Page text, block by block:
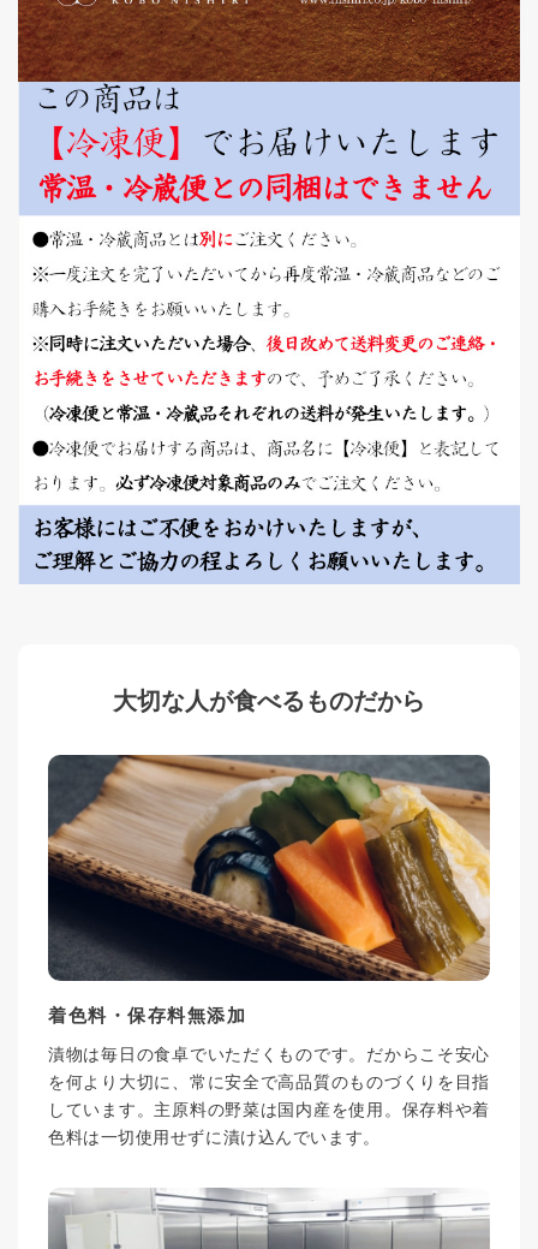
大切な人が食べるものだから
着色料・保存料無添加
漬物は毎日の食卓でいただくものです。だからこそ安心
を何より大切に、常に安全で高品質のものづくりを目指
しています。主原料の野菜は国内産を使用。保存料や着
色料は一切使用せずに漬け込んでいます。